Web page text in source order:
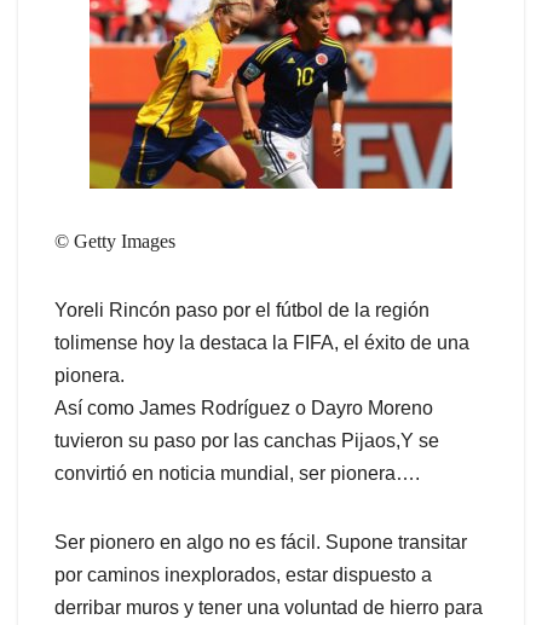
© Getty Images
Yoreli Rincón paso por el fútbol de la región
tolimense hoy la destaca la FIFA, el éxito de una
pionera.
Así como James Rodríguez o Dayro Moreno
tuvieron su paso por las canchas Pijaos,Y se
convirtió en noticia mundial, ser pionera….
Ser pionero en algo no es fácil. Supone transitar
por caminos inexplorados, estar dispuesto a
derribar muros y tener una voluntad de hierro para